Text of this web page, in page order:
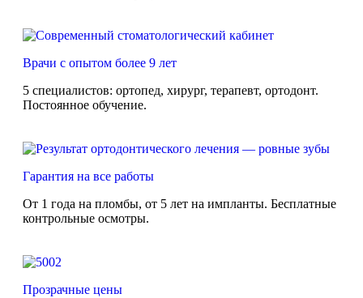
Врачи с опытом более 9 лет
5 специалистов: ортопед, хирург, терапевт, ортодонт.
Постоянное обучение.
Гарантия на все работы
От 1 года на пломбы, от 5 лет на импланты. Бесплатные
контрольные осмотры.
Прозрачные цены